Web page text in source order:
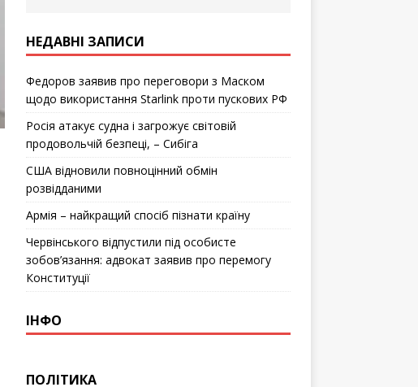
НЕДАВНІ ЗАПИСИ
Федоров заявив про переговори з Маском
щодо використання Starlink проти пускових РФ
Росія атакує судна і загрожує світовій
продовольчій безпеці, – Сибіга
США відновили повноцінний обмін
розвідданими
Армія – найкращий спосіб пізнати країну
Червінського відпустили під особисте
зобов’язання: адвокат заявив про перемогу
Конституції
ІНФО
ПОЛІТИКА